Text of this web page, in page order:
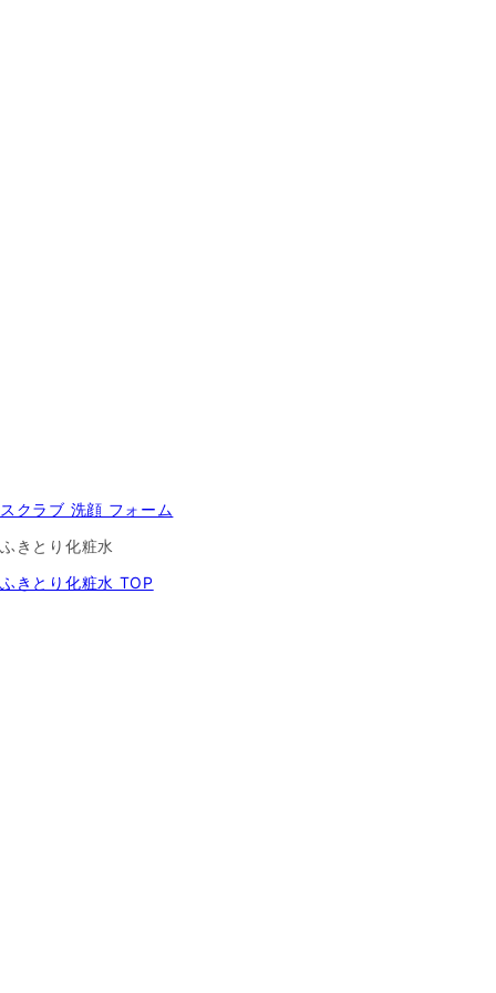
スクラブ 洗顔 フォーム
ふきとり化粧水
ふきとり化粧水 TOP